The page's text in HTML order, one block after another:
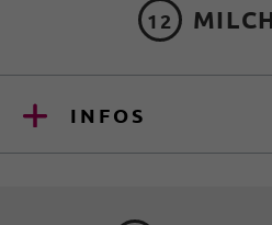
12
INFOS